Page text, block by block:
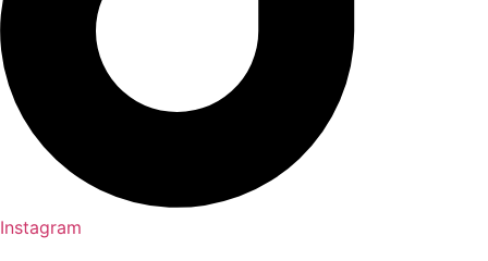
Instagram